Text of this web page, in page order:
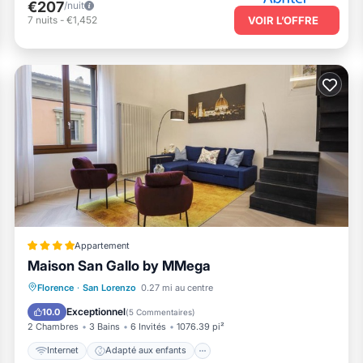
€207/nuit
7 nuits - €1,452 VOIR L’OFFRE
Appartement
Maison San Gallo by MMega
Florence · San Lorenzo 0.27 mi au centre
10.0 Exceptionnel(5 Commentaires)
2 Chambres 3 Bains 6 Invités 1076.39 pi²
Internet Adapté aux enfants
Internet
Adapté aux enfants
Accessibilité
Sécurité/Sûreté